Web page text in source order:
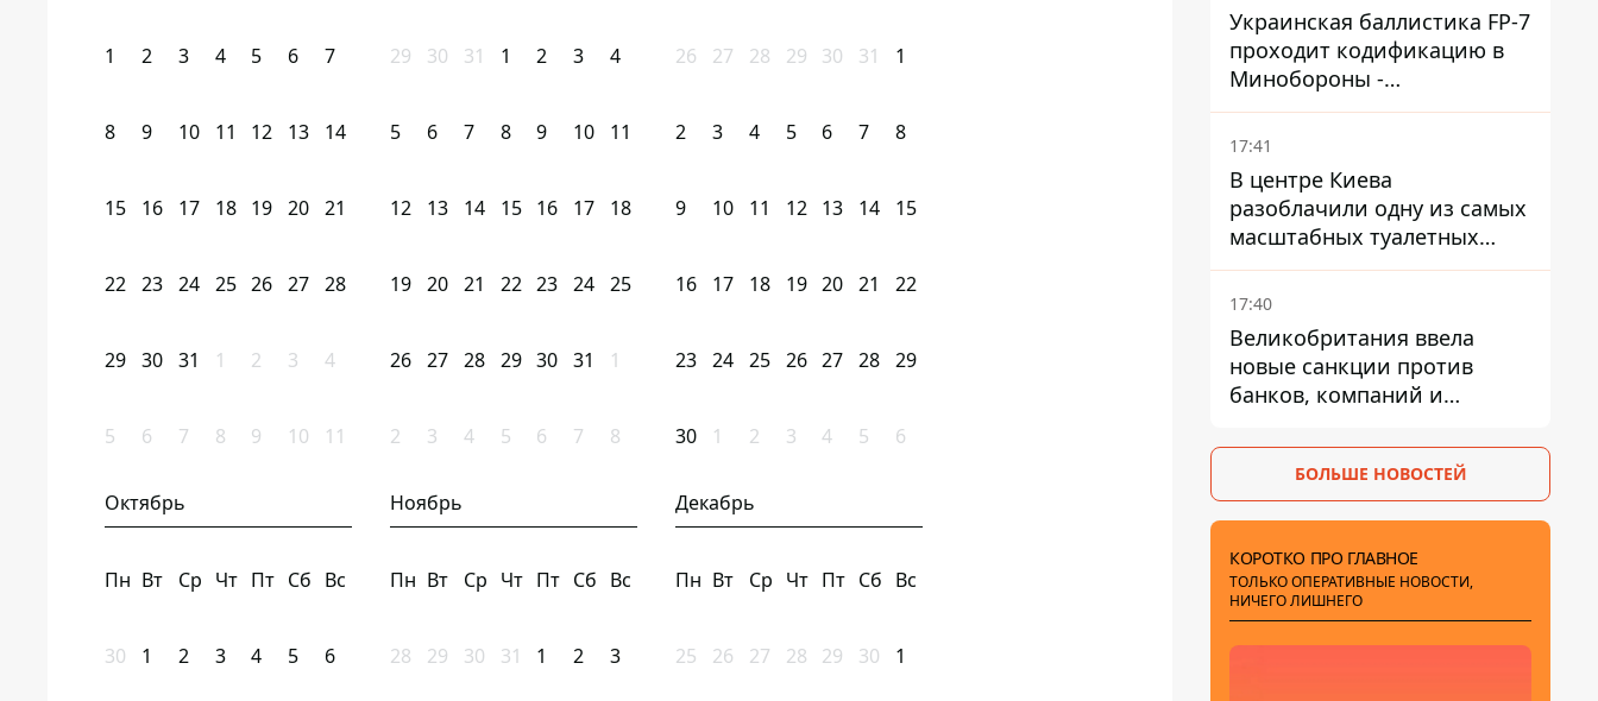
1 2 3 4 5 6 7
8 9 10 11 12 13 14
15 16 17 18 19 20 21
22 23 24 25 26 27 28
29 30 31 1 2 3 4
5 6 7 8 9 10 11
29 30 31 1 2 3 4
5 6 7 8 9 10 11
12 13 14 15 16 17 18
19 20 21 22 23 24 25
26 27 28 29 30 31 1
2 3 4 5 6 7 8
26 27 28 29 30 31 1
2 3 4 5 6 7 8
9 10 11 12 13 14 15
16 17 18 19 20 21 22
23 24 25 26 27 28 29
30 1 2 3 4 5 6
Октябрь
Пн Вт Ср Чт Пт Сб Вс
30 1 2 3 4 5 6
Ноябрь
Пн Вт Ср Чт Пт Сб Вс
28 29 30 31 1 2 3
Декабрь
Пн Вт Ср Чт Пт Сб Вс
25 26 27 28 29 30 1
Украинская баллистика FP-7
проходит кодификацию в
Минобороны -
приближается боевое
применение - Reuters
17:41
В центре Киева
разоблачили одну из самых
масштабных туалетных
схем с фиктивным домом
17:40
Великобритания ввела
новые санкции против
банков, компаний и
БОЛЬШЕ НОВОСТЕЙ
КОРОТКО ПРО ГЛАВНОЕ
ТОЛЬКО ОПЕРАТИВНЫЕ НОВОСТИ,
НИЧЕГО ЛИШНЕГО